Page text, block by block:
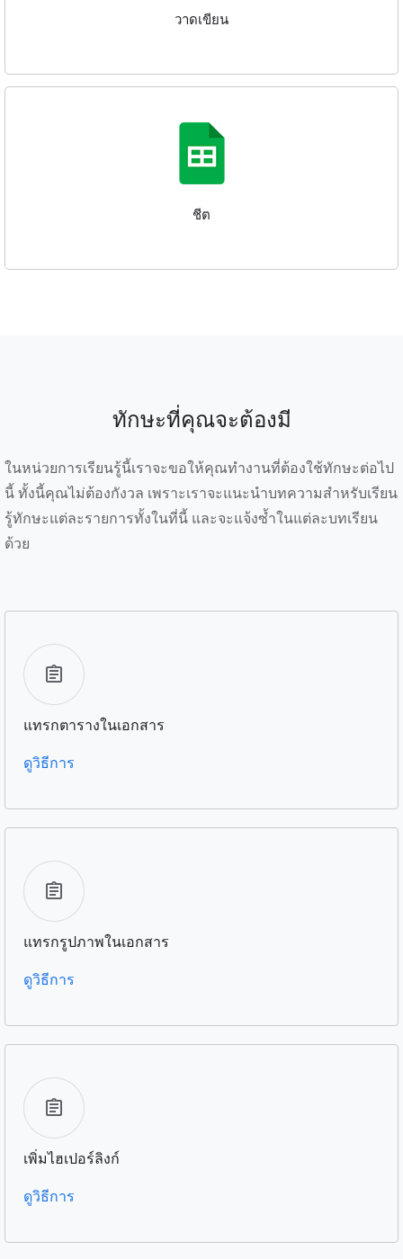
วาดเขียน
ชีต
ทักษะที่คุณจะต้องมี
ในหน่วยการเรียนรู้นี้เราจะขอให้คุณทำงานที่ต้องใช้ทักษะต่อไป
นี้ ทั้งนี้คุณไม่ต้องกังวล เพราะเราจะแนะนำบทความสำหรับเรียน
รู้ทักษะแต่ละรายการทั้งในที่นี้ และจะแจ้งซ้ำในแต่ละบทเรียน
ด้วย
แทรกตารางในเอกสาร
ดูวิธีการ
แทรกรูปภาพในเอกสาร
ดูวิธีการ
เพิ่มไฮเปอร์ลิงก์
ดูวิธีการ